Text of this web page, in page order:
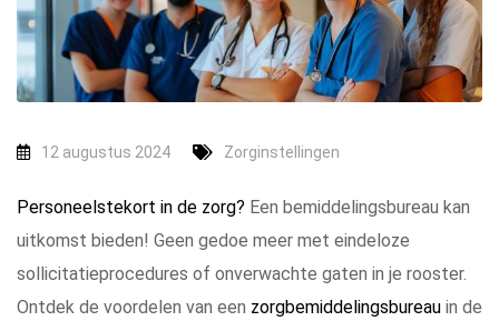
12 augustus 2024 Zorginstellingen
Personeelstekort in de zorg? Een bemiddelingsbureau kan
uitkomst bieden! Geen gedoe meer met eindeloze
sollicitatieprocedures of onverwachte gaten in je rooster.
Ontdek de voordelen van een zorgbemiddelingsbureau in de